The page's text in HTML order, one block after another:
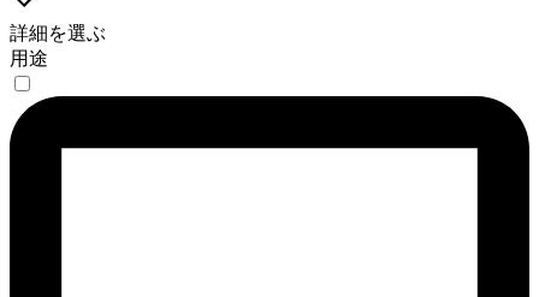
詳細を選ぶ
用途